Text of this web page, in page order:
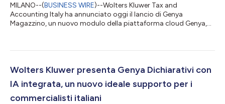
MILANO--(BUSINESS WIRE)--Wolters Kluwer Tax and
Accounting Italy ha annunciato oggi il lancio di Genya
Magazzino, un nuovo modulo della piattaforma cloud Genya,
dati e supportare decisioni aziendali più efficaci. “Una gestione
imprese, con un impatto diretto sulla liquidità, sulla continuità
Wolters Kluwer presenta Genya Dichiarativi con
IA integrata, un nuovo ideale supporto per i
commercialisti italiani